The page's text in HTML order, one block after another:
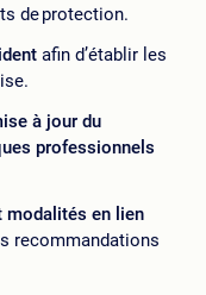
de protection.
afin d’établir les
à jour du
professionnels
modalités en lien
recommandations